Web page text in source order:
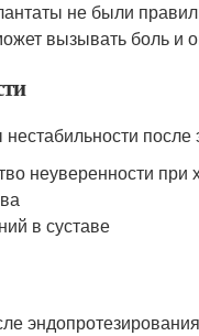
не были
вызывать боль и
после
неуверенности при
в суставе